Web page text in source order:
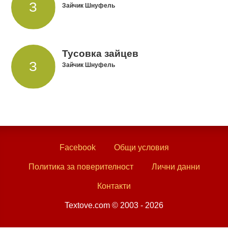
Зайчик Шнуфель
Тусовка зайцев
Зайчик Шнуфель
Facebook Общи условия
Политика за поверителност Лични данни
Контакти
Textove.com © 2003 - 2026